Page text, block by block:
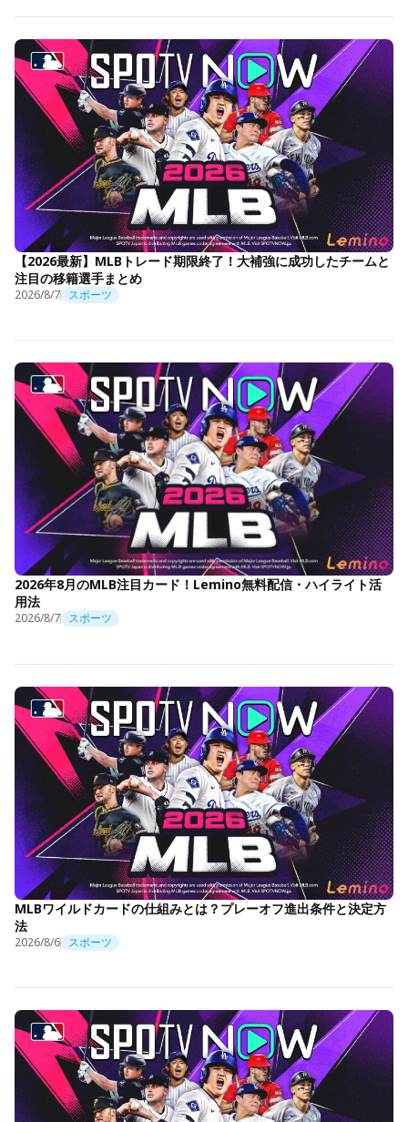
【2026最新】MLBトレード期限終了！大補強に成功したチームと
注目の移籍選手まとめ
2026/8/7 スポーツ
2026年8月のMLB注目カード！Lemino無料配信・ハイライト活
用法
2026/8/7 スポーツ
MLBワイルドカードの仕組みとは？プレーオフ進出条件と決定方
法
2026/8/6 スポーツ